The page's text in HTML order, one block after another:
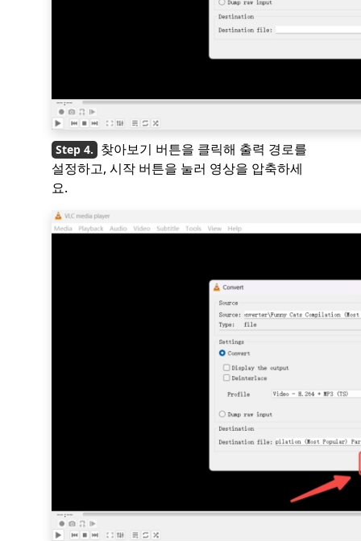
찾아보기 버튼을 클릭해 출력 경로를
설정하고, 시작 버튼을 눌러 영상을 압축하세
요.